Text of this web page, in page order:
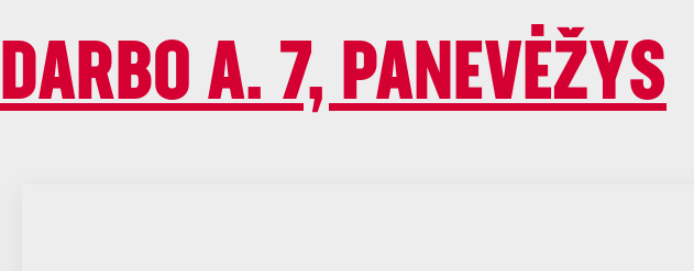
DARBO A. 7, PANEVĖŽYS